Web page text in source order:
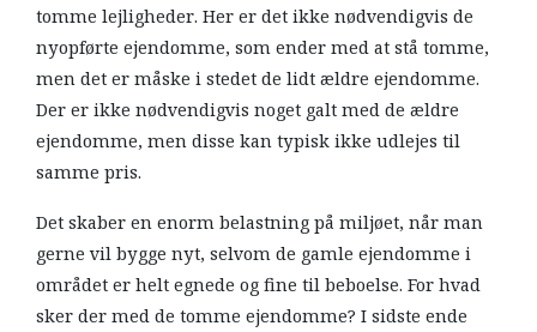
tomme lejligheder. Her er det ikke nødvendigvis de
nyopførte ejendomme, som ender med at stå tomme,
men det er måske i stedet de lidt ældre ejendomme.
Der er ikke nødvendigvis noget galt med de ældre
ejendomme, men disse kan typisk ikke udlejes til
samme pris.
Det skaber en enorm belastning på miljøet, når man
gerne vil bygge nyt, selvom de gamle ejendomme i
området er helt egnede og fine til beboelse. For hvad
sker der med de tomme ejendomme? I sidste ende